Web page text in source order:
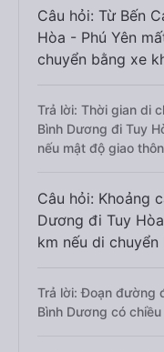
Câu hỏi: Từ Bến
Hòa - Phú Yên
chuyển bằng xe
Trả lời: Thời gian di
Bình Dương đi Tuy
nếu mật độ giao
Câu hỏi: Khoảng
Dương đi Tuy
km nếu di
Trả lời: Đoạn đường
Bình Dương có